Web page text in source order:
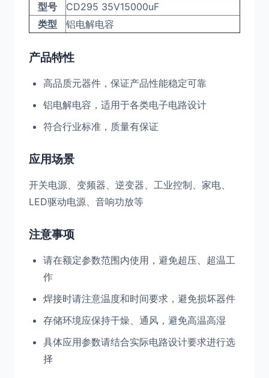
型号
CD295 35V15000uF
类型
铝电解电容
产品特性
高品质元器件，保证产品性能稳定可靠
铝电解电容，适用于各类电子电路设计
符合行业标准，质量有保证
应用场景
开关电源、变频器、逆变器、工业控制、家电、
LED驱动电源、音响功放等
注意事项
请在额定参数范围内使用，避免超压、超温工
作
焊接时请注意温度和时间要求，避免损坏器件
存储环境应保持干燥、通风，避免高温高湿
具体应用参数请结合实际电路设计要求进行选
择